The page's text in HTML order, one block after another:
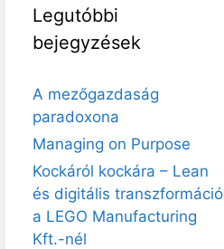
Legutóbbi
bejegyzések
A mezőgazdaság
paradoxona
Managing on Purpose
Kockáról kockára – Lean
és digitális transzformáció
a LEGO Manufacturing
Kft.-nél